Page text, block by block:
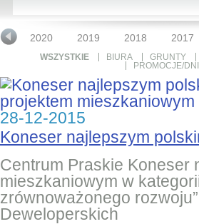
2020 2019 2018 2017
WSZYSTKIE BIURA GRUNTY
PROMOCJE/
28-12-2015
Koneser najlepszym
Centrum Praskie Koneser
mieszkaniowym w
zrównoważonego
Deweloperskich